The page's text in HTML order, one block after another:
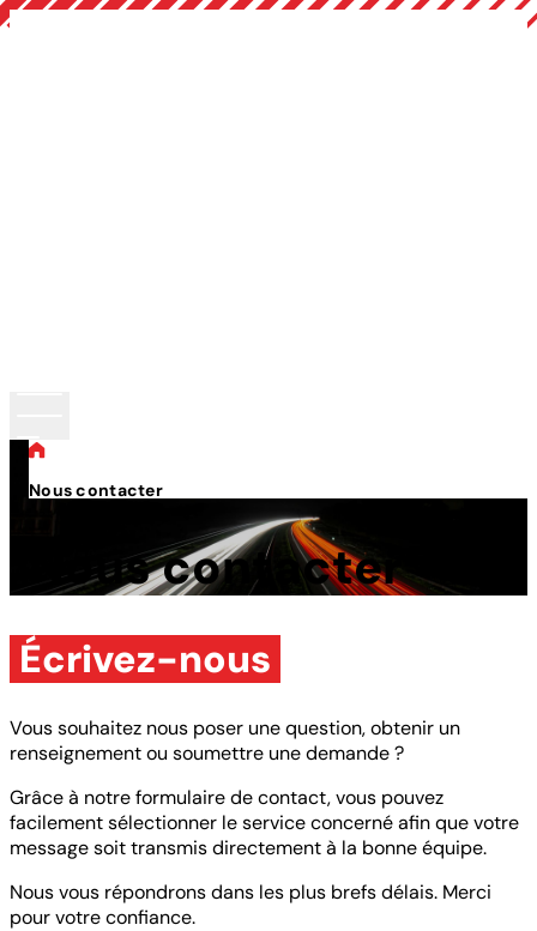
Nous contacter
Nous contacter
Écrivez-nous
Vous souhaitez nous poser une question, obtenir un
renseignement ou soumettre une demande ?
Grâce à notre formulaire de contact, vous pouvez
facilement sélectionner le service concerné afin que votre
message soit transmis directement à la bonne équipe.
Nous vous répondrons dans les plus brefs délais. Merci
pour votre confiance.